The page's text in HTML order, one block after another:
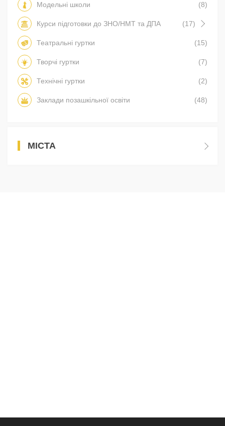
Модельні школи (8)
Курси підготовки до ЗНО/НМТ та ДПА (17)
Театральні гуртки (15)
Творчі гуртки (7)
Технічні гуртки (2)
Заклади позашкільної освіти (48)
МІСТА